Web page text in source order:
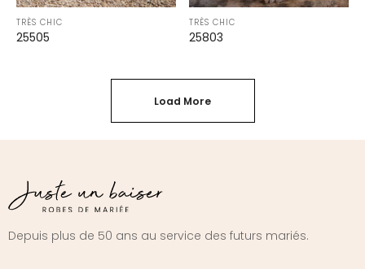
TRÈS CHIC
25505
TRÈS CHIC
25803
Load More
Depuis plus de 50 ans au service des futurs mariés.